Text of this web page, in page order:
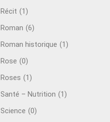
Récit (1)
Roman (6)
Roman historique (1)
Rose (0)
Roses (1)
Santé – Nutrition (1)
Science (0)